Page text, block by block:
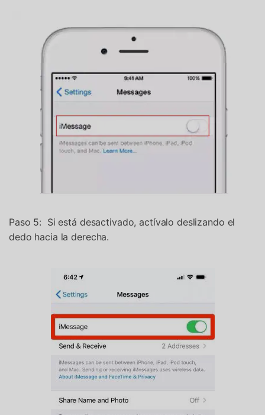
Paso 5: Si está desactivado, actívalo deslizando el
dedo hacia la derecha.